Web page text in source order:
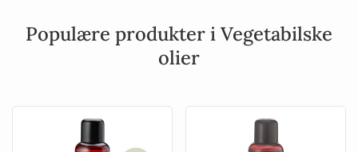
Populære produkter i Vegetabilske
olier